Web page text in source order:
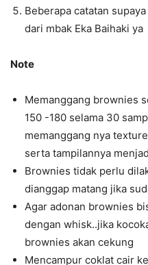
Beberapa catatan
dari mbak Eka Baihaki ya
Note
Memanggang brownies
150 -180 selama 30
memanggang nya
serta tampilannya
Brownies tidak perlu
dianggap matang jika
Agar adonan brownies
dengan whisk..jika
brownies akan cekung
Mencampur coklat cair